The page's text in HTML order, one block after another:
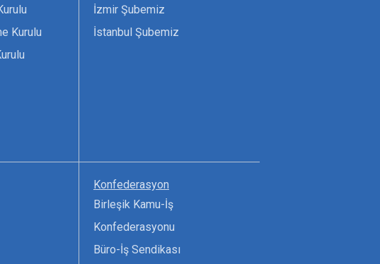
Kurulu
İzmir Şubemiz
İstanbul Şubemiz
Konfederasyon
Birleşik Kamu-İş
Konfederasyonu
Büro-İş Sendikası